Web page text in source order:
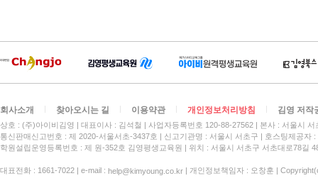
회사소개 찾아오시는 길 이용약관 개인정보처리방침 김영 저작
상호 : (주)아이비김영 대표이사 : 김석철 사업자등록번호 120-88-27562
본사 : 서울시
통신판매신고번호 : 제 2020-서울서초-3437호
신고기관명 : 서울시 서초구
호스팅제공자
학원설립운영등록번호 : 제 원-352호 김영평생교육원 | 위치 : 서울시 서초구 서초대로78길
대표전화 : 1661-7022 | e-mail : help@kimyoung.co.kr | 개인정보책임자 : 오창훈 |